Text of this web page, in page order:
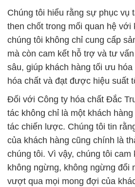
Chúng tôi hiểu rằng sự phục vụ
then chốt trong mối quan hệ với
chúng tôi không chỉ cung cấp
mà còn cam kết hỗ trợ và tư
sâu, giúp khách hàng tối ưu
hóa chất và đạt được hiệu suất
Đối với Công ty hóa chất Đắc
tác không chỉ là một khách
tác chiến lược. Chúng tôi tin
của khách hàng cũng chính là
chúng tôi. Vì vậy, chúng tôi cam
không ngừng, không ngừng đổi
vượt qua mọi mong đợi của